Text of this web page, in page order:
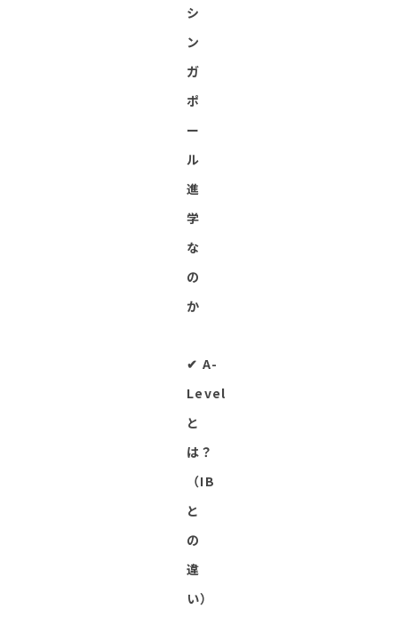
シ
ン
ガ
ポ
ー
ル
進
学
な
の
か
✔︎ A-
Level
と
は？
（IB
と
の
違
い）